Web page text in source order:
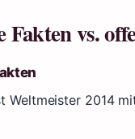
Fakten vs.
Weltmeister 2014